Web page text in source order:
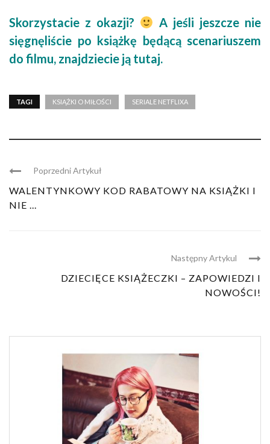
Skorzystacie z okazji?
A jeśli jeszcze nie
sięgnęliście po książkę będącą scenariuszem
do filmu, znajdziecie ją tutaj.
TAGI KSIĄŻKI O MIŁOŚCI SERIALE NETFLIXA
Poprzedni Artykuł
WALENTYNKOWY KOD RABATOWY NA KSIĄŻKI I
NIE ...
Następny Artykul
DZIECIĘCE KSIĄŻECZKI – ZAPOWIEDZI I
NOWOŚCI!